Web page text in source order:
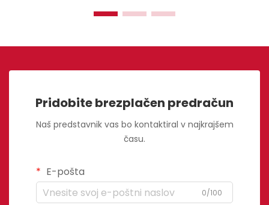
Pridobite brezplačen predračun
Naš predstavnik vas bo kontaktiral v najkrajšem
času.
E-pošta
0/100